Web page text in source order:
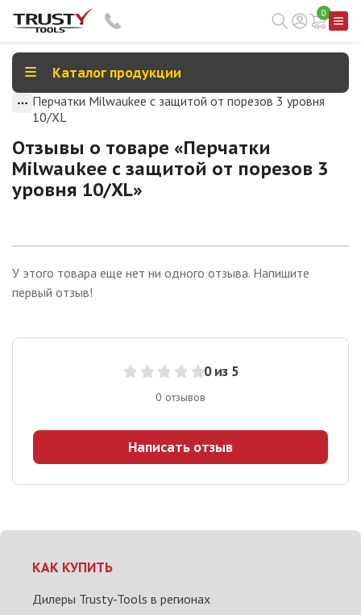
0
Каталог продукции
Перчатки Milwaukee с защитой от порезов 3 уровня
10/XL
Отзывы о товаре «Перчатки
Milwaukee с защитой от порезов 3
уровня 10/XL»
0 из 5
0 отзывов
Написать отзыв
У этого товара еще нет ни одного отзыва. Напишите
первый отзыв!
КАК КУПИТЬ
Дилеры Trusty-Tools в регионах